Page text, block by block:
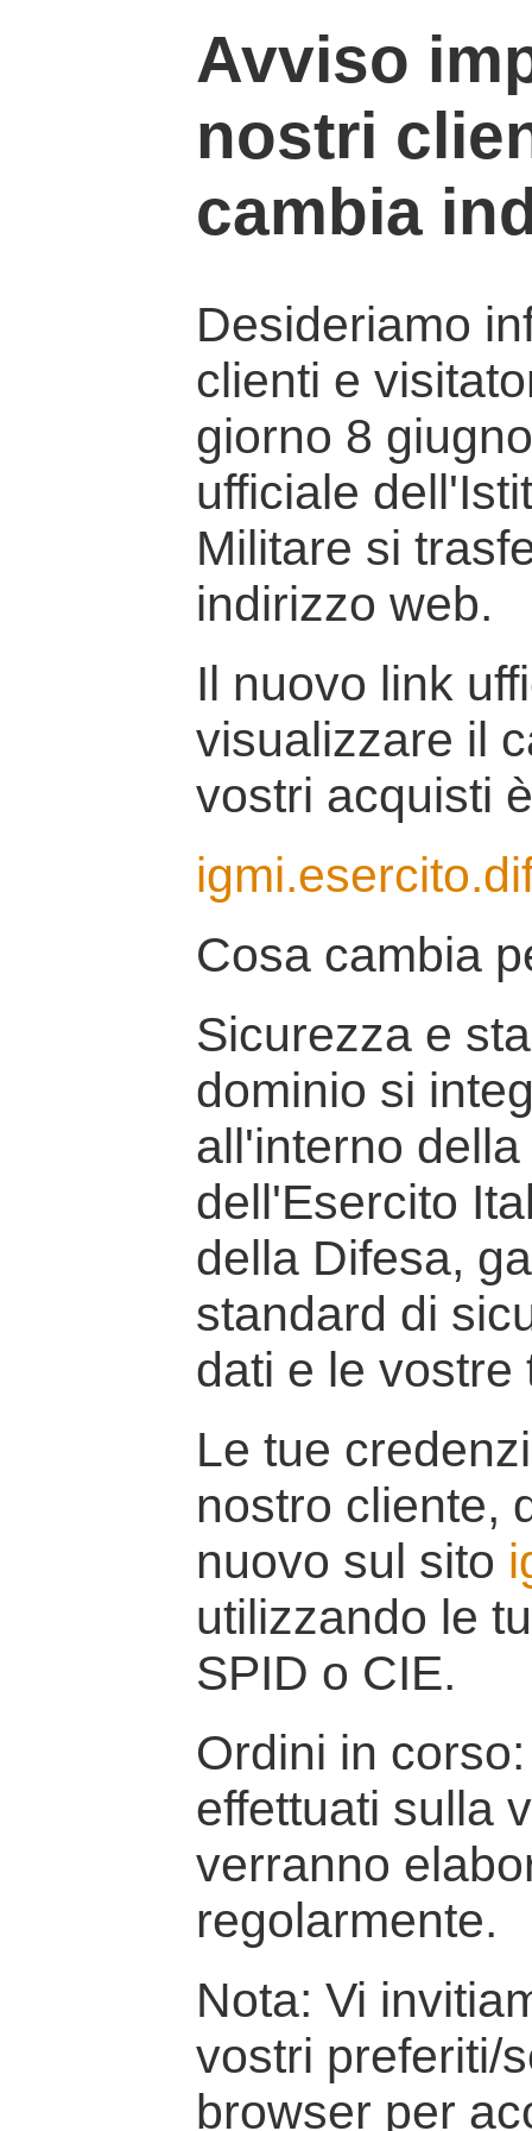
Avviso
nostri
cambia
Desideriamo
clienti e
giorno 8
ufficiale
Militare si
indirizzo web.
Il nuovo link
visualizzare il
vostri acquisti
Cosa cambia
Sicurezza e
dominio si
all'interno
dell'Esercito
della Difesa,
standard di
dati e le vostre
Le tue
nostro cliente,
nuovo sul sito
utilizzando le
SPID o CIE.
Ordini in
effettuati sulla
verranno
regolarmente.
Nota: Vi
vostri preferiti/
browser per